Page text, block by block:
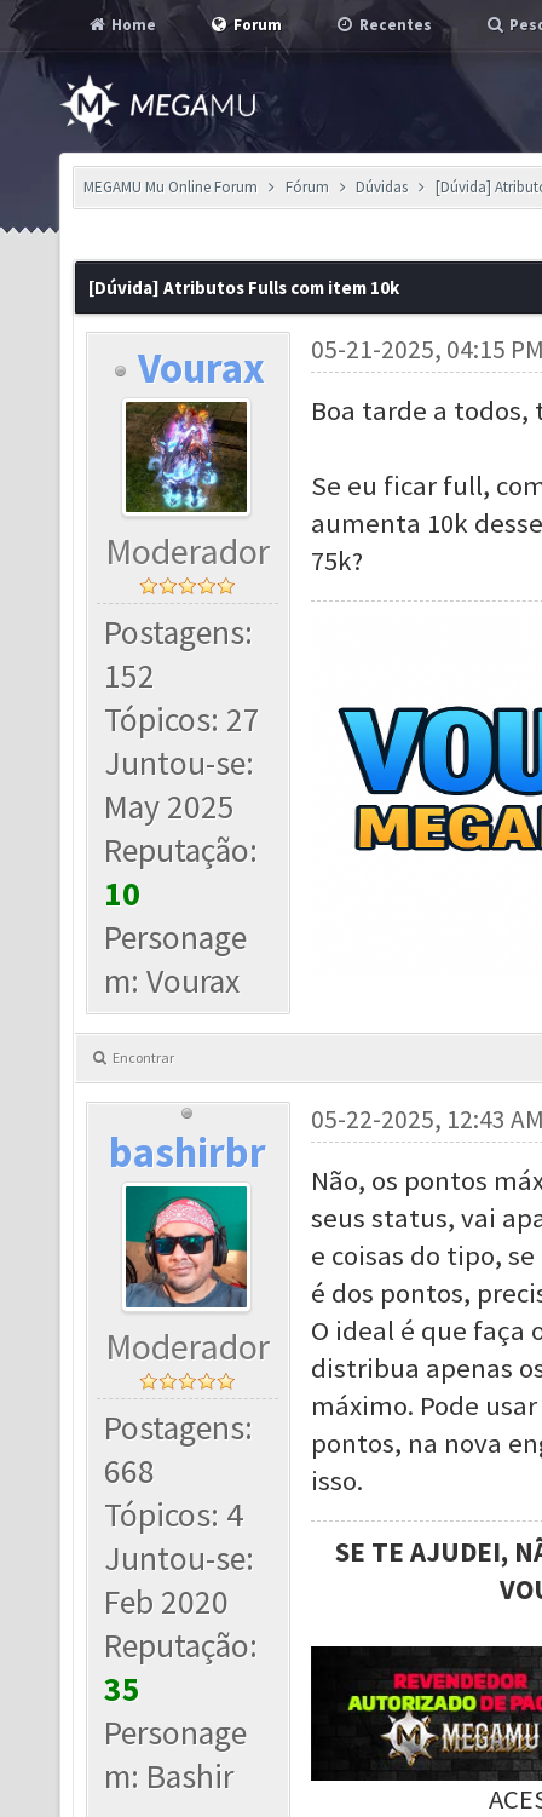
Home Forum Recentes
MEGAMU Mu Online Forum Fórum Dúvidas [Dúvida]
[Dúvida] Atributos Fulls com item 10k
Vourax
Moderador
Postagens:
152
Tópicos: 27
Juntou-se:
May 2025
Reputação:
10
Personage
m: Vourax
05-21-2025, 04:15
Boa tarde a
Se eu ficar full,
aumenta 10k
75k?
Encontrar
bashirbr
Moderador
Postagens:
668
Tópicos: 4
Juntou-se:
Feb 2020
Reputação:
35
Personage
m: Bashir
05-22-2025, 12:43
Não, os pontos
seus status, vai
e coisas do tipo,
é dos pontos,
O ideal é que faça
distribua apenas
máximo. Pode
pontos, na nova
isso.
SE TE AJUDEI,